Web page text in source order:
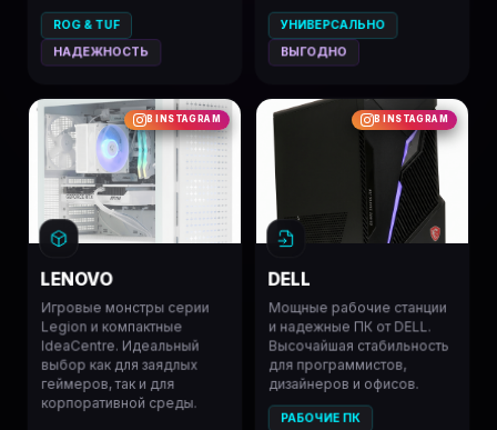
ROG & TUF
НАДЕЖНОСТЬ
УНИВЕРСАЛЬНО
ВЫГОДНО
В INSTAGRAM
LENOVO
Игровые монстры серии
Legion и компактные
IdeaCentre. Идеальный
выбор как для заядлых
геймеров, так и для
корпоративной среды.
В INSTAGRAM
DELL
Мощные рабочие станции
и надежные ПК от DELL.
Высочайшая стабильность
для программистов,
дизайнеров и офисов.
РАБОЧИЕ ПК